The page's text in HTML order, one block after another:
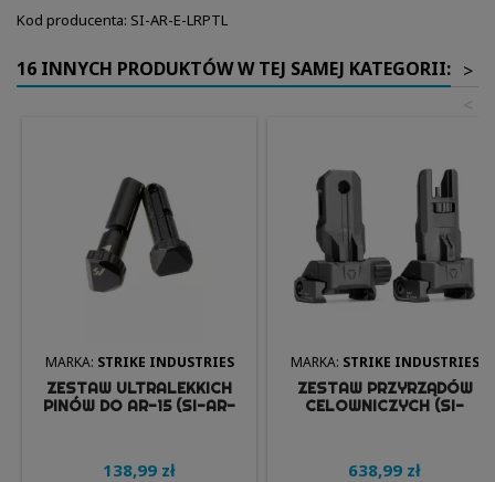
Kod producenta: SI-AR-E-LRPTL
16 INNYCH PRODUKTÓW W TEJ SAMEJ KATEGORII: >
<
MARKA: STRIKE INDUSTRIES
ZESTAW ULTRALEKKICH
PINÓW DO AR-15 (SI-AR-
138,99 zł
MARKA: STRIKE INDUSTRIES
ZESTAW PRZYRZĄDÓW
CELOWNICZYCH (SI-
638,99 zł